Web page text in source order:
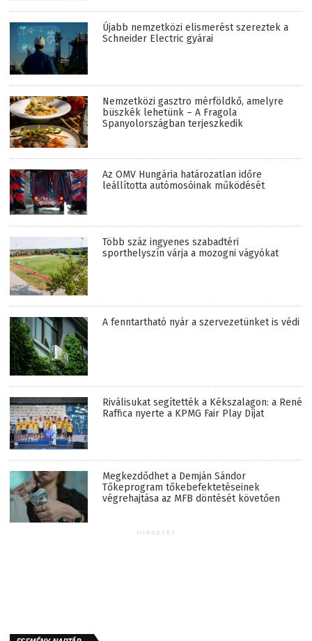
Újabb nemzetközi elismerést szereztek a
Schneider Electric gyárai
Nemzetközi gasztro mérföldkő, amelyre
büszkék lehetünk – A Fragola
Spanyolországban terjeszkedik
Az OMV Hungária határozatlan időre
leállította autómosóinak működését
Több száz ingyenes szabadtéri
sporthelyszín várja a mozogni vágyókat
A fenntartható nyár a szervezetünket is védi
Riválisukat segítették a Kékszalagon: a René
Raffica nyerte a KPMG Fair Play Díjat
Megkezdődhet a Demján Sándor
Tőkeprogram tőkebefektetéseinek
végrehajtása az MFB döntését követően
HIRDETÉS